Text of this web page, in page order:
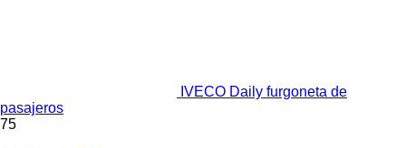
IVECO Daily furgoneta de
pasajeros
75